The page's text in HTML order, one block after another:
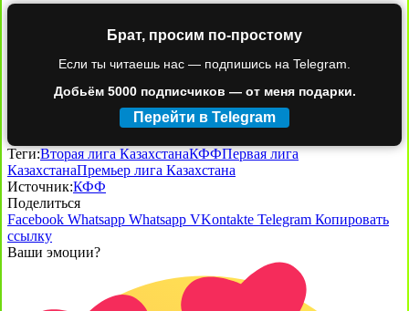
Брат, просим по-простому
Если ты читаешь нас — подпишись на Telegram.
Добьём 5000 подписчиков — от меня подарки.
Перейти в Telegram
Теги:Вторая лига КазахстанаКФФПервая лига
КазахстанаПремьер лига Казахстана
Источник:КФФ
Поделиться
Facebook Whatsapp Whatsapp VKontakte Telegram Копировать
ссылку
Ваши эмоции?